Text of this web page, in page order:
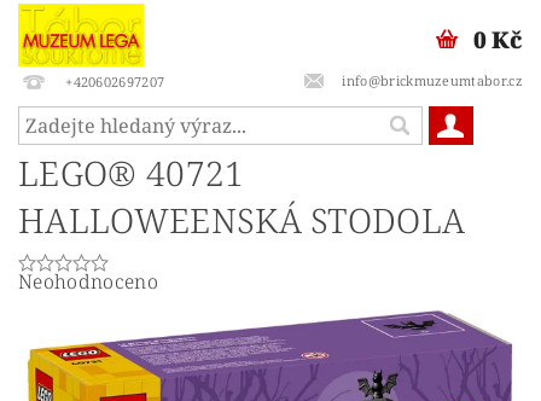
+420602697207 info@brickmuzeumtabor.cz
0 Kč
LEGO® 40721
HALLOWEENSKÁ STODOLA
Neohodnoceno